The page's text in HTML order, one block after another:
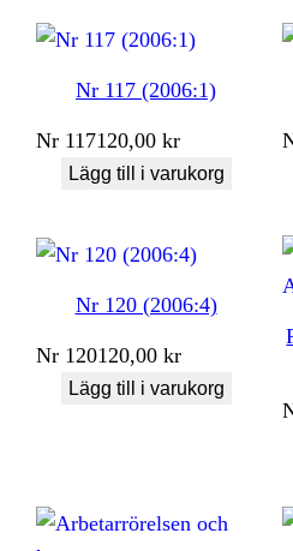
Nr 117 (2006:1)
Nr 117120,00kr
Lägg till i varukorg
Nr 120 (2006:4)
Nr 120120,00kr
Lägg till i varukorg